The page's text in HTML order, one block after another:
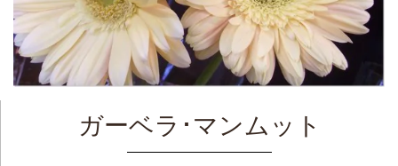
ガーベラ･マンムット